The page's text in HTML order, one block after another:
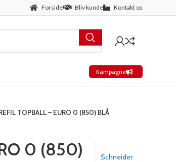
Forside Bliv kunde Kontakt os
Kampagne
TOPBALL – EURO 0 (850) BLÅ
Schneider
0 (850)